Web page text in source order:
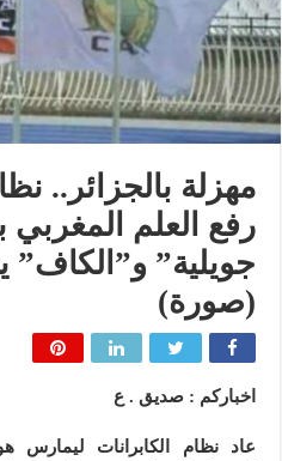
مهزلة بالجزائر..
جويلية” و”الكاف”
(صورة)
اخباركم : صديق . ع
عاد نظام الكابرانات ليمارس